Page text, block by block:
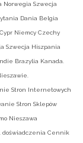
Norwegia Szwecja
Dania Belgia
Niemcy Czechy
Szwecja Hiszpania
Brazylia Kanada.
Stron Internetowych
Stron Sklepów
Nieszawa
doświadczenia Cennik